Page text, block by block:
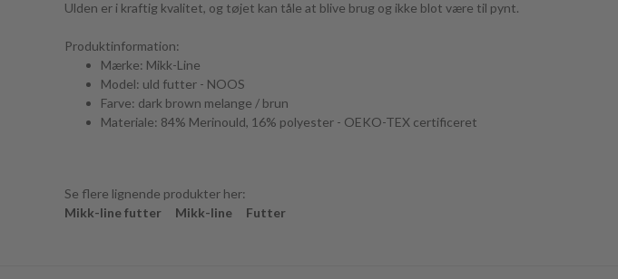
Ulden er i kraftig kvalitet, og tøjet kan tåle at blive brug og ikke blot være til pynt.
Produktinformation:
Mærke: Mikk-Line
Model: uld futter - NOOS
Farve: dark brown melange / brun
Materiale: 84% Merinould, 16% polyester - OEKO-TEX certificeret
Se flere lignende produkter her:
Mikk-line futter
Mikk-line Futter